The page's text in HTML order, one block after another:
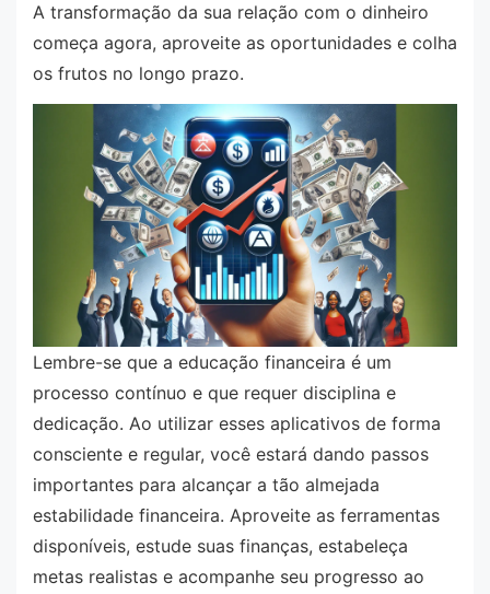
A transformação da sua relação com o dinheiro
começa agora, aproveite as oportunidades e colha
os frutos no longo prazo.
Lembre-se que a educação financeira é um
processo contínuo e que requer disciplina e
dedicação. Ao utilizar esses aplicativos de forma
consciente e regular, você estará dando passos
importantes para alcançar a tão almejada
estabilidade financeira. Aproveite as ferramentas
disponíveis, estude suas finanças, estabeleça
metas realistas e acompanhe seu progresso ao